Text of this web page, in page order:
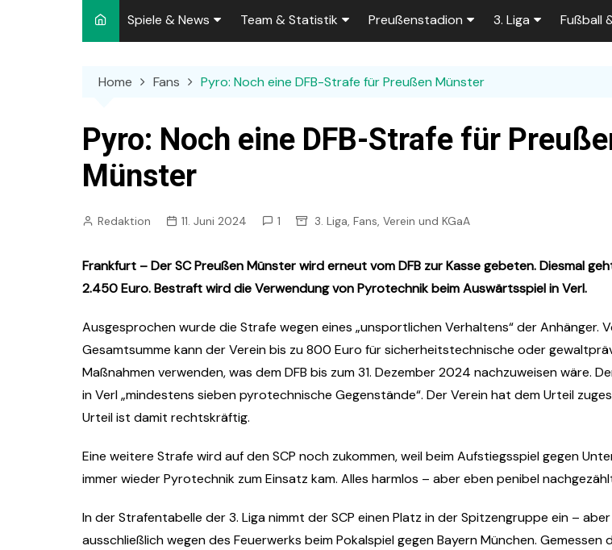
Spiele & News
Team-News
Punktspiele
Testspiele
Archiv
Spielplan 2025/2026
Team & Statistik
Sperren und Ausfälle
Zuschauer-Statistik
Ewige Tabellen
DFB-Strafen
Preußenstadion
Fragen und Antworten
Stadionumbau ab 2025
Das aktuelle
Zuschauerkapazität
3. Liga
Aktuelle Serien
Fußball
Home Fans Pyro: Noch eine DFB-Strafe für Preußen Münster
Pyro: Noch eine DFB-Strafe für
Münster
Redaktion 11. Juni 2024 1 3. Liga, Fans, Verein und KGaA
Frankfurt – Der SC Preußen Münster wird erneut vom DFB zur Kasse gebeten. Diesmal
2.450 Euro. Bestraft wird die Verwendung von Pyrotechnik beim Auswärtsspiel in Verl.
Ausgesprochen wurde die Strafe wegen eines „unsportlichen Verhaltens“ der Anhänger.
Gesamtsumme kann der Verein bis zu 800 Euro für sicherheitstechnische oder
Maßnahmen verwenden, was dem DFB bis zum 31. Dezember 2024 nachzuweisen wäre.
in Verl „mindestens sieben pyrotechnische Gegenstände“. Der Verein hat dem Urteil
Urteil ist damit rechtskräftig.
Eine weitere Strafe wird auf den SCP noch zukommen, weil beim Aufstiegsspiel gegen
immer wieder Pyrotechnik zum Einsatz kam. Alles harmlos – aber eben penibel
In der Strafentabelle der 3. Liga nimmt der SCP einen Platz in der Spitzengruppe ein –
ausschließlich wegen des Feuerwerks beim Pokalspiel gegen Bayern München. Gemessen